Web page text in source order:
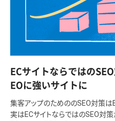
ECサイトならではの
EOに強いサイトに
集客アップのためののSEO対策は
実はECサイトならではのSEO対